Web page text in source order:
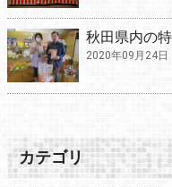
秋田県内の
2020年09月24日
カテゴリ